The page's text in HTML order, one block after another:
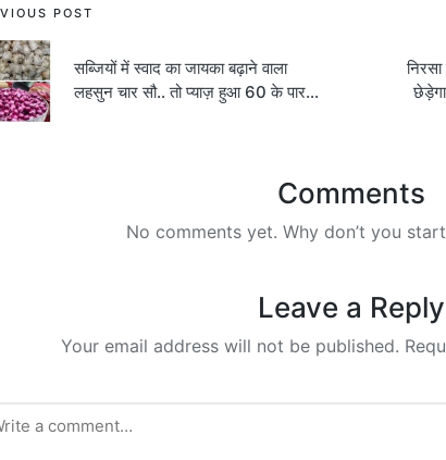
POST
सब्जियों में स्वाद का जायका बढ़ाने वाला
लहसुन चार सौ.. तो प्याज़ हुआ 60 के पार…
Comments
No comments yet. Why don’t you
Leave a Reply
Your email address will not be published.